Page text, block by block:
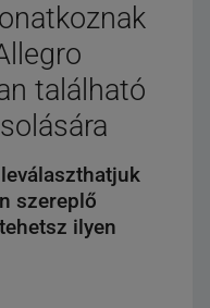
található
szereplő
ilyen